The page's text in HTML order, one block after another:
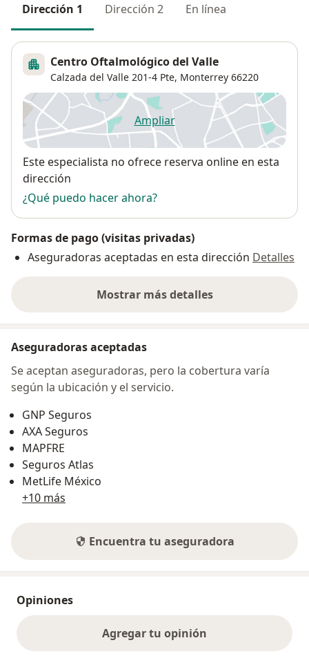
Dirección 1 Dirección 2 En línea
Centro Oftalmológico del Valle
Calzada del Valle 201-4 Pte, Monterrey 66220
Ampliarse abre en una nueva
Disponibilidad
Este especialista no ofrece reserva online en esta
dirección
¿Qué puedo hacer ahora?
Formas de pago (visitas privadas)
Aseguradoras aceptadas en esta dirección Detalles
Mostrar más detalles
sobre la dirección
Aseguradoras aceptadas
Se aceptan aseguradoras, pero la cobertura varía
según la ubicación y el servicio.
GNP Seguros
AXA Seguros
MAPFRE
Seguros Atlas
MetLife México
+10 más
Encuentra tu aseguradora
Opiniones
Agregar tu opinión